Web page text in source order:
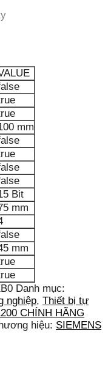
mm
Bit
mm
mm
Danh mục:
nghiệp, Thiết bị tự
CHÍNH HÃNG
hiệu: SIEMENS